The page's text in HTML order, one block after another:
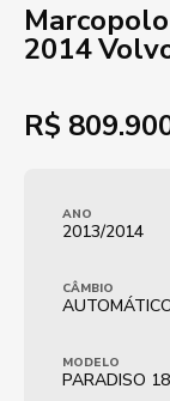
2014
R$
ANO
2013/2014
CÂMBIO
MODELO
PARADISO